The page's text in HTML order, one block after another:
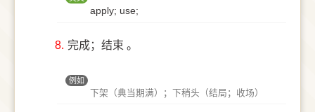
apply; use;
8. 完成；结束 。
例如
下架（典当期满）；下稍头（结局；收场）